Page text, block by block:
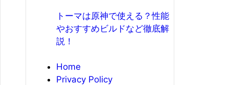
トーマは原神で使える？性能
やおすすめビルドなど徹底解
説！
Home
Privacy Policy